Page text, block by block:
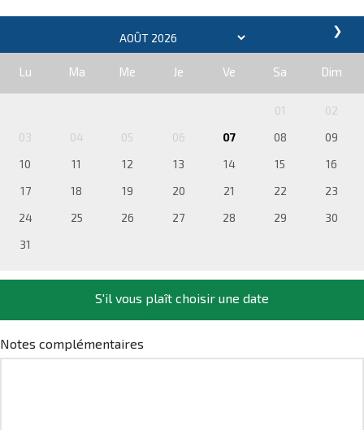
❯
Lu Ma Me Je Ve Sa Dim
01
02
03
04 05 06 07 08
09
10
11 12 13 14 15
16
17
18 19 20 21 22
23
24
25 26 27 28 29
30
31
S'il vous plaît choisir une date
Notes complémentaires